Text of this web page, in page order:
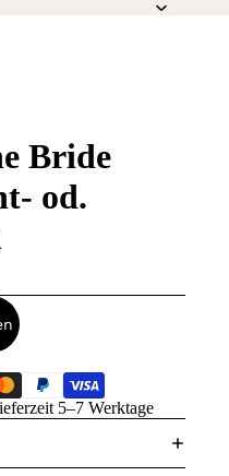
Bride
od.
5–7 Werktage